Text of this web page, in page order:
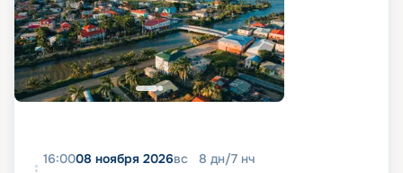
16:0008 ноября 2026вс 8 дн/7 нч